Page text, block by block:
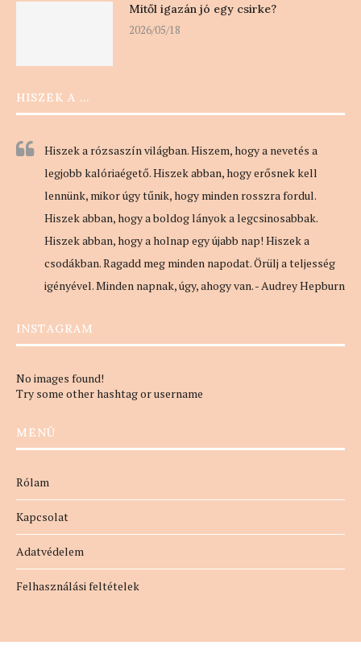
Mitől igazán jó egy csirke?
2026/05/18
HISZEK A …
Hiszek a rózsaszín világban. Hiszem, hogy a nevetés a
legjobb kalóriaégető. Hiszek abban, hogy erősnek kell
lennünk, mikor úgy tűnik, hogy minden rosszra fordul.
Hiszek abban, hogy a boldog lányok a legcsinosabbak.
Hiszek abban, hogy a holnap egy újabb nap! Hiszek a
csodákban. Ragadd meg minden napodat. Örülj a teljesség
igényével. Minden napnak, úgy, ahogy van. - Audrey Hepburn
INSTAGRAM
No images found!
Try some other hashtag or username
MENÜ
Rólam
Kapcsolat
Adatvédelem
Felhasználási feltételek